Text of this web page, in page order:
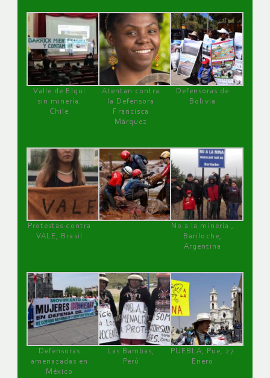
Valle de Elqui
sin minería.
Chile
Atentan contra
la Defensora
Francisca
Márquez
Defensoras de
Bolivia
Protestas contra
VALE, Brasil
No a la minería ,
Bariloche,
Argentina
Defensoras
amenazadas en
México
Las Bambas,
Perú
PUEBLA, Pue, 27
Enero